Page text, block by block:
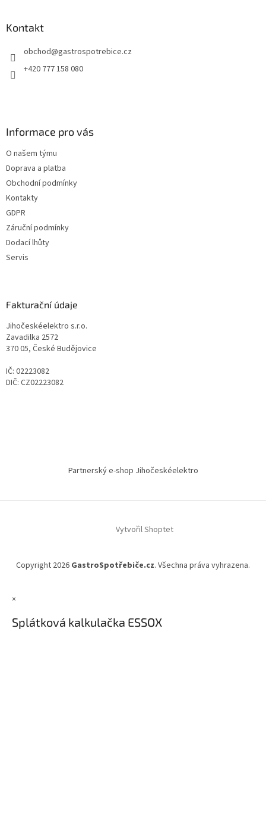
Kontakt
obchod@gastrospotrebice.cz
+420 777 158 080
Informace pro vás
O našem týmu
Doprava a platba
Obchodní podmínky
Kontakty
GDPR
Záruční podmínky
Dodací lhůty
Servis
Fakturační údaje
Jihočeskéelektro s.r.o.
Zavadilka 2572
370 05, České Budějovice
IČ: 02223082
DIČ: CZ02223082
Partnerský e-shop Jihočeskéelektro
Vytvořil Shoptet
Copyright 2026 GastroSpotřebiče.cz. Všechna práva vyhrazena.
×
Splátková kalkulačka ESSOX